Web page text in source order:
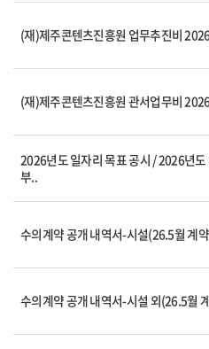
(재)제주콘텐츠진흥원 업무추진비
(재)제주콘텐츠진흥원 관서업무비
2026년도 일자리 목표 공시 / 2026년도
부..
수의계약 공개 내역서-시설(26.5월 계
수의계약 공개 내역서-시설 외(26.5월